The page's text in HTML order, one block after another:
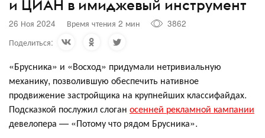
и ЦИАН в имиджевый инструмент
26 Ноя 2024 Время чтения 2 мин
3862
Поделиться:
«Брусника» и «Восход» придумали нетривиальную
механику, позволившую обеспечить нативное
продвижение застройщика на крупнейших классифайдах.
Подсказкой послужил слоган осенней рекламной кампании
девелопера — «Потому что рядом Брусника».